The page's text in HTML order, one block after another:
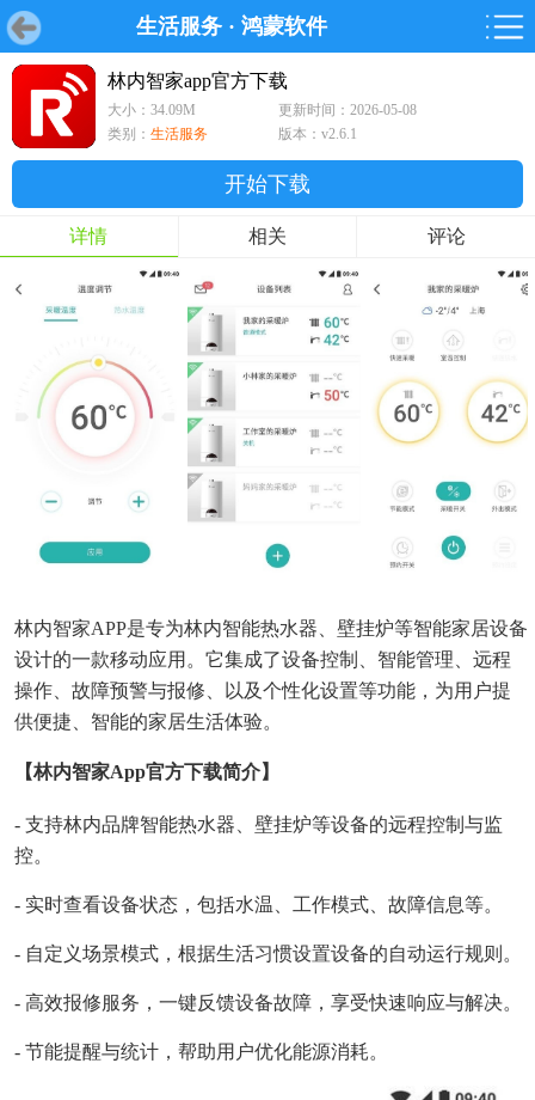
生活服务 · 鸿蒙软件
游戏 软件 鸿蒙游戏
首页 游戏 软件 鸿蒙
游戏
鸿蒙
软件
专题
林内智家app官方下载
大小：34.09M
更新时间：2026-05-08
类别： 生活服务 版本：v2.6.1
开始下载
详情 相关 评论
林内智家APP是专为林内智能热水器、壁挂炉等智能家居设备
设计的一款移动应用。它集成了设备控制、智能管理、远程
操作、故障预警与报修、以及个性化设置等功能，为用户提
供便捷、智能的家居生活体验。
【林内智家app官方下载简介】
- 支持林内品牌智能热水器、壁挂炉等设备的远程控制与监
控。
- 实时查看设备状态，包括水温、工作模式、故障信息等。
- 自定义场景模式，根据生活习惯设置设备的自动运行规则。
- 高效报修服务，一键反馈设备故障，享受快速响应与解决。
- 节能提醒与统计，帮助用户优化能源消耗。